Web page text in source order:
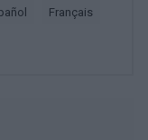
français